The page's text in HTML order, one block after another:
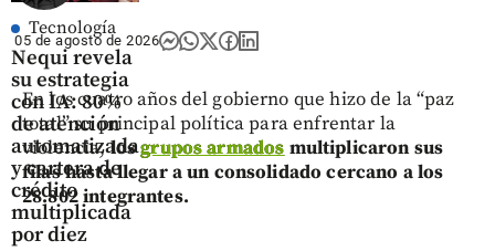
Tecnología
Nequi revela
su estrategia
con IA: 80%
de atención
automatizada
y cartera de
crédito
multiplicada
por diez
05 de agosto de 2026
En los cuatro años del gobierno que hizo de la “paz
total” su principal política para enfrentar la
violencia,losgrupos armados multiplicaron sus
filas hasta llegar a un consolidado cercano a los
28.802 integrantes.